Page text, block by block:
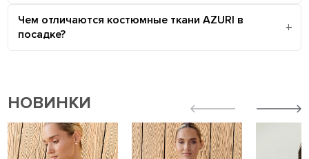
Чем отличаются костюмные ткани AZURI в
посадке?
НОВИНКИ